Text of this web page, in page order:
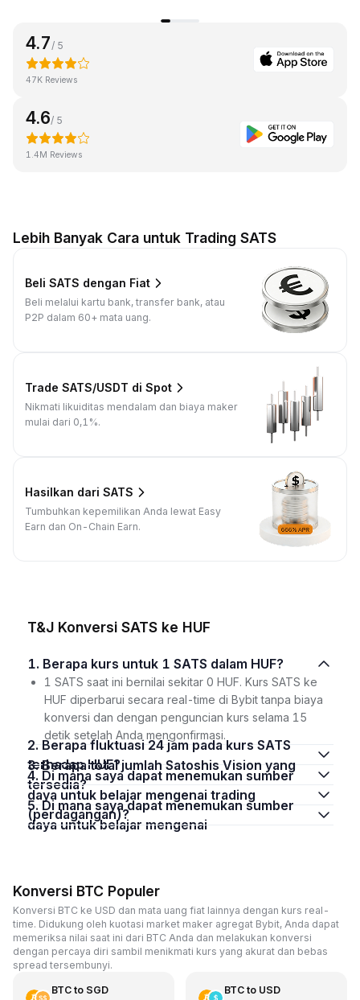
4.7 / 5
47K Reviews
4.6/ 5
1.4M Reviews
Lebih Banyak Cara untuk Trading SATS
Beli SATS dengan Fiat
Beli melalui kartu bank, transfer bank, atau
P2P dalam 60+ mata uang.
Trade SATS/USDT di Spot
Nikmati likuiditas mendalam dan biaya maker
mulai dari 0,1%.
Hasilkan dari SATS
Tumbuhkan kepemilikan Anda lewat Easy
Earn dan On-Chain Earn.
T&J Konversi SATS ke HUF
1. Berapa kurs untuk 1 SATS dalam HUF?
1 SATS saat ini bernilai sekitar 0 HUF. Kurs SATS ke
HUF diperbarui secara real-time di Bybit tanpa biaya
konversi dan dengan penguncian kurs selama 15
detik setelah Anda mengonfirmasi.
2. Berapa fluktuasi 24 jam pada kurs SATS
terhadap HUF?
3. Berapa total jumlah Satoshis Vision yang
tersedia?
4. Di mana saya dapat menemukan sumber
daya untuk belajar mengenai trading
(perdagangan)?
5. Di mana saya dapat menemukan sumber
daya untuk belajar mengenai
Konversi BTC Populer
Konversi BTC ke USD dan mata uang fiat lainnya dengan kurs real-
time. Didukung oleh kuotasi market maker agregat Bybit, Anda dapat
memeriksa nilai saat ini dari BTC Anda dan melakukan konversi
dengan percaya diri sambil menikmati kurs yang akurat dan bebas
spread tersembunyi.
BTCto SGD BTCto USD